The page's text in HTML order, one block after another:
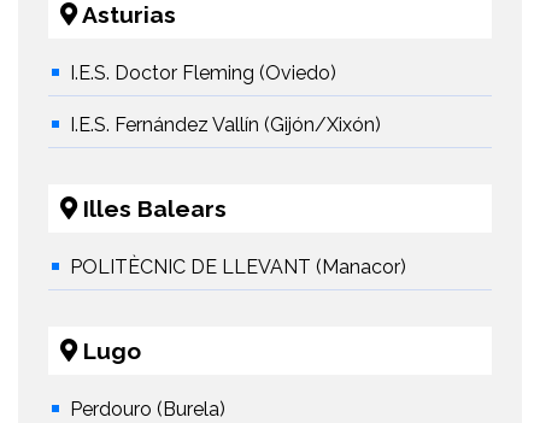
Asturias
I.E.S. Doctor Fleming (Oviedo)
I.E.S. Fernández Vallín (Gijón/Xixón)
Illes Balears
POLITÈCNIC DE LLEVANT (Manacor)
Lugo
Perdouro (Burela)